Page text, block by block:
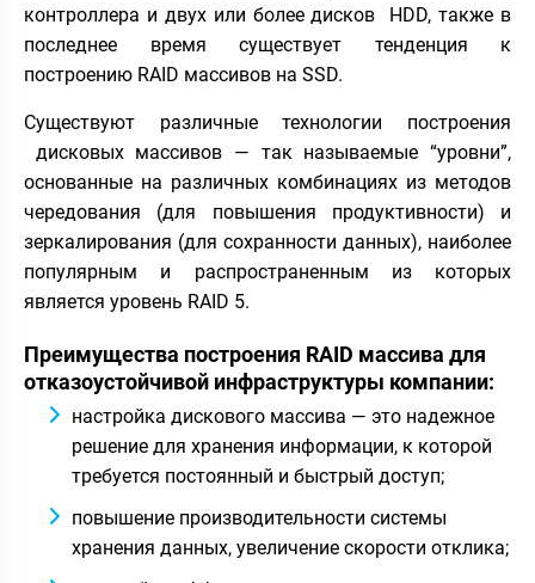
контроллера и двух или более дисков HDD, также в
последнее время существует тенденция к
построению RAID массивов на SSD.
Существуют различные технологии построения
дисковых массивов — так называемые “уровни”,
основанные на различных комбинациях из методов
чередования (для повышения продуктивности) и
зеркалирования (для сохранности данных), наиболее
популярным и распространенным из которых
является уровень RAID 5.
Преимущества построения RAID массива для
отказоустойчивой инфраструктуры компании:
настройка дискового массива — это надежное
решение для хранения информации, к которой
требуется постоянный и быстрый доступ;
повышение производительности системы
хранения данных, увеличение скорости отклика;